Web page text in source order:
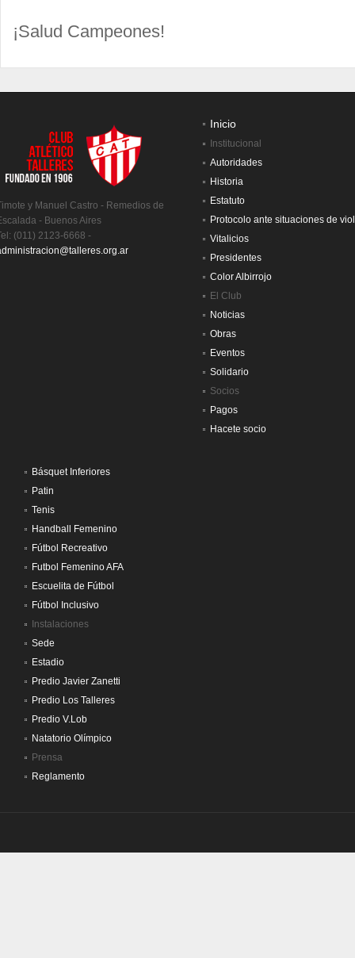
¡Salud Campeones!
y Manuel Castro - Remedios de
- Buenos Aires
(011) 2123-6668 -
Inicio
Institucional
Autoridades
Historia
Estatuto
Protocolo ante situaciones de
Vitalicios
Presidentes
Color Albirrojo
El Club
Noticias
Obras
Eventos
Solidario
Socios
Pagos
Hacete socio
Básquet Inferiores
Patin
Tenis
Handball Femenino
Fútbol Recreativo
Futbol Femenino AFA
Escuelita de Fútbol
Fútbol Inclusivo
Instalaciones
Sede
Estadio
Predio Javier Zanetti
Predio Los Talleres
Predio V.Lob
Natatorio Olímpico
Prensa
Reglamento